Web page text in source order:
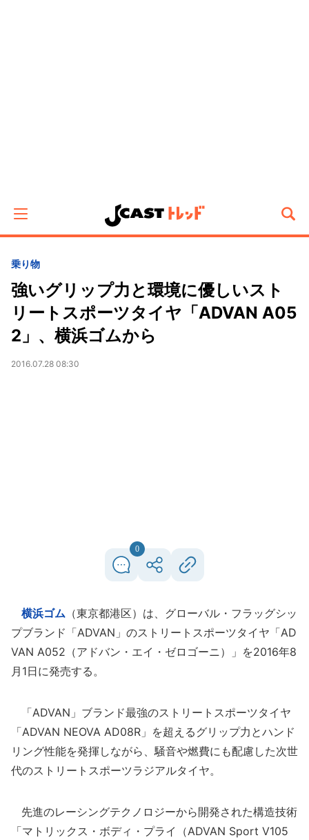
乗り物
強いグリップ力と環境に優しいスト
リートスポーツタイヤ「ADVAN A05
2」、横浜ゴムから
2016.07.28 08:30
0
横浜ゴム （東京都港区）は、グローバル・フラッグシッ
プブランド「ADVAN」のストリートスポーツタイヤ「AD
VAN A052（アドバン・エイ・ゼロゴーニ）」を2016年8
月1日に発売する。
「ADVAN」ブランド最強のストリートスポーツタイヤ
「ADVAN NEOVA AD08R」を超えるグリップ力とハンド
リング性能を発揮しながら、騒音や燃費にも配慮した次世
代のストリートスポーツラジアルタイヤ。
先進のレーシングテクノロジーから開発された構造技術
「マトリックス・ボディ・プライ（ADVAN Sport V105